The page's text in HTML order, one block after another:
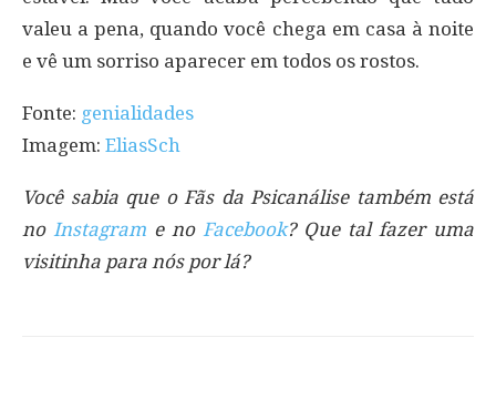
valeu a pena, quando você chega em casa à noite
e vê um sorriso aparecer em todos os rostos.
Fonte: genialidades
Imagem: EliasSch
Você sabia que o Fãs da Psicanálise também está
no Instagrame no Facebook? Que tal fazer uma
visitinha para nós por lá?